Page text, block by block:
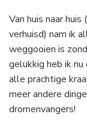
Van huis naar
verhuisd) nam ik
weggooien is
gelukkig heb ik
alle prachtige
meer andere
dromenvangers!